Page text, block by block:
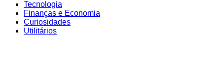
Tecnologia
Finanças e Economia
Curiosidades
Utilitários